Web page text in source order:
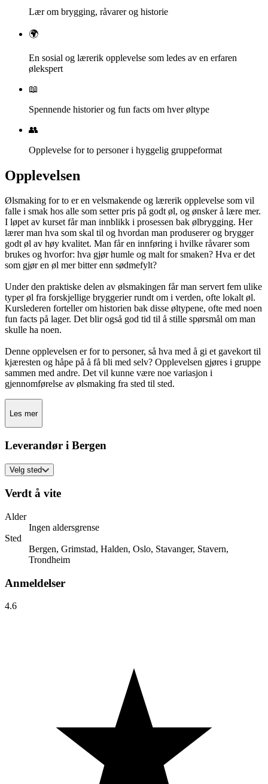
Lær om brygging, råvarer og historie
🌍
En sosial og lærerik opplevelse som ledes av en erfaren
ølekspert
📖
Spennende historier og fun facts om hver øltype
👥
Opplevelse for to personer i hyggelig gruppeformat
Opplevelsen
Ølsmaking for to er en velsmakende og lærerik opplevelse som vil
falle i smak hos alle som setter pris på godt øl, og ønsker å lære mer.
I løpet av kurset får man innblikk i prosessen bak ølbrygging. Her
lærer man hva som skal til og hvordan man produserer og brygger
godt øl av høy kvalitet. Man får en innføring i hvilke råvarer som
brukes og hvorfor: hva gjør humle og malt for smaken? Hva er det
som gjør en øl mer bitter enn sødmefylt?
Under den praktiske delen av ølsmakingen får man servert fem ulike
typer øl fra forskjellige bryggerier rundt om i verden, ofte lokalt øl.
Kurslederen forteller om historien bak disse øltypene, ofte med noen
fun facts på lager. Det blir også god tid til å stille spørsmål om man
skulle ha noen.
Denne opplevelsen er for to personer, så hva med å gi et gavekort til
kjæresten og håpe på å få bli med selv? Opplevelsen gjøres i gruppe
sammen med andre. Det vil kunne være noe variasjon i
gjennomførelse av ølsmaking fra sted til sted.
Les mer
Leverandør i Bergen
Velg sted
Verdt å vite
Alder
Ingen aldersgrense
Sted
Bergen, Grimstad, Halden, Oslo, Stavanger, Stavern,
Trondheim
Anmeldelser
4.6